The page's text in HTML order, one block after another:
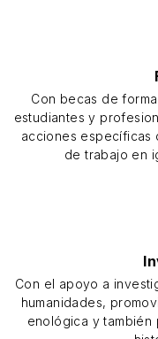
Con becas de
estudiantes y
acciones específicas
de trabajo en
Con el apoyo a
humanidades,
enológica y